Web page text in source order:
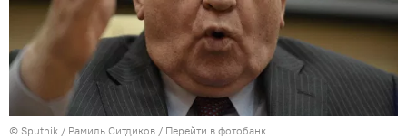
© Sputnik / Рамиль Ситдиков / Перейти в фотобанк